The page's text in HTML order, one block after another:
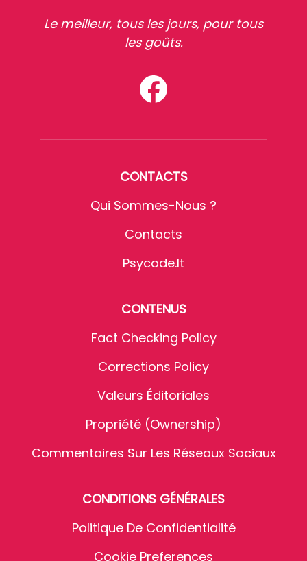
Le meilleur, tous les jours, pour tous
les goûts.
CONTACTS
Qui Sommes-Nous ?
Contacts
Psycode.it
CONTENUS
Fact Checking Policy
Corrections Policy
Valeurs Éditoriales
Propriété (Ownership)
Commentaires Sur Les Réseaux Sociaux
CONDITIONS GÉNÉRALES
Politique De Confidentialité
Cookie Preferences